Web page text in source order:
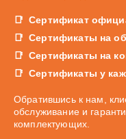
Сертификат
Сертификаты на
Сертификаты на
Сертификаты у
Обратившись к нам,
обслуживание и
комплектующих.